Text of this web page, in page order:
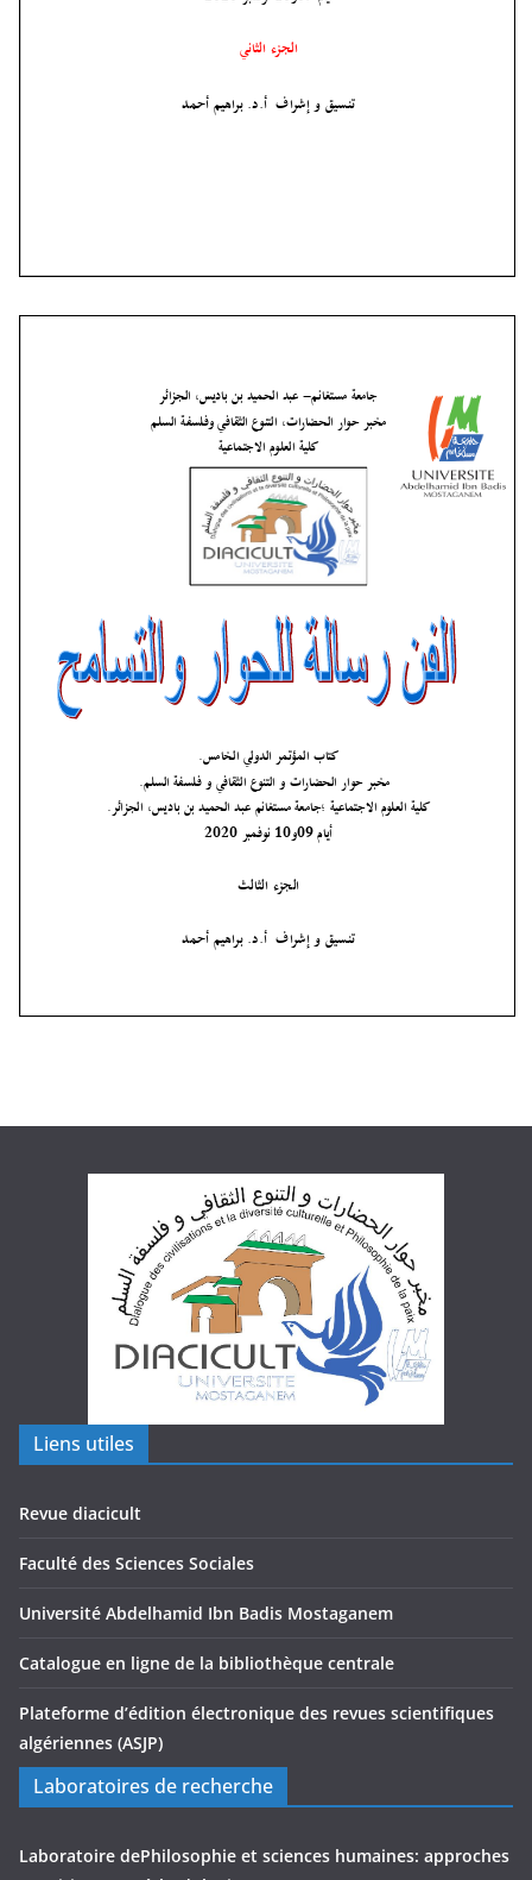
Liens utiles
Revue diacicult
Faculté des Sciences Sociales
Université Abdelhamid Ibn Badis Mostaganem
Catalogue en ligne de la bibliothèque centrale
Plateforme d’édition électronique des revues scientifiques
algériennes (ASJP)
Laboratoires de recherche
Laboratoire dePhilosophie et sciences humaines: approches